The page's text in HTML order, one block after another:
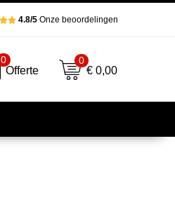
4.8/5Onze beoordelingen
0
Offerte
0
€ 0,00